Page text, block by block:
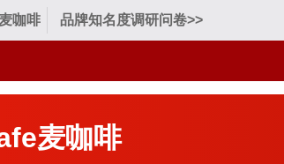
咖啡 品牌知名度调研问卷>>
麦咖啡